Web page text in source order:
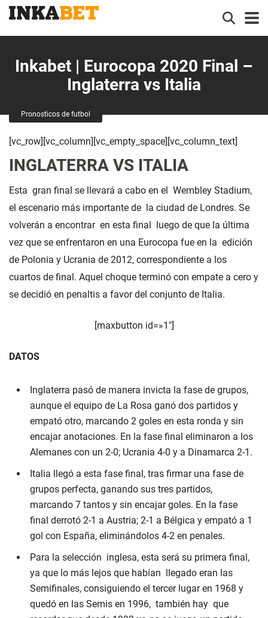
Inkabet | Eurocopa 2020 Final –
Inglaterra vs Italia
Pronosticos de futbol
[vc_row][vc_column][vc_empty_space][vc_column_text]
INGLATERRA VS ITALIA
Esta gran final se llevará a cabo en el Wembley Stadium,
el escenario más importante de la ciudad de Londres. Se
volverán a encontrar en esta final luego de que la última
vez que se enfrentaron en una Eurocopa fue en la edición
de Polonia y Ucrania de 2012, correspondiente a los
cuartos de final. Aquel choque terminó con empate a cero y
se decidió en penaltis a favor del conjunto de Italia.
[maxbutton id=»1″]
DATOS
Inglaterra pasó de manera invicta la fase de grupos,
aunque el equipo de La Rosa ganó dos partidos y
empató otro, marcando 2 goles en esta ronda y sin
encajar anotaciones. En la fase final eliminaron a los
Alemanes con un 2-0; Ucrania 4-0 y a Dinamarca 2-1.
Italia llegó a esta fase final, tras firmar una fase de
grupos perfecta, ganando sus tres partidos,
marcando 7 tantos y sin encajar goles. En la fase
final derrotó 2-1 a Austria; 2-1 a Bélgica y empató a 1
gol con España, eliminándolos 4-2 en penales.
Para la selección inglesa, esta será su primera final,
ya que lo más lejos que habían llegado eran las
Semifinales, consiguiendo el tercer lugar en 1968 y
quedó en las Semis en 1996, también hay que